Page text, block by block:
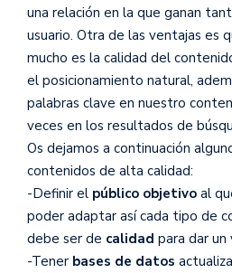
una relación en la que ganan
usuario. Otra de las ventajas es
mucho es la calidad del
el posicionamiento natural,
palabras clave en nuestro
veces en los resultados de
Os dejamos a continuación
contenidos de alta calidad:
-Definir el público objetivo al
poder adaptar así cada tipo de
debe ser de calidad para dar
-Tener bases de datos